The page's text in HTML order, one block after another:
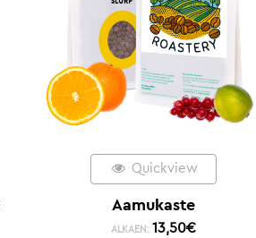
Quickview
Aamukaste
ALKAEN: 13,50€